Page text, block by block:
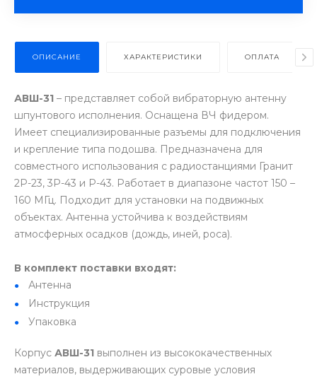
ОПИСАНИЕ ХАРАКТЕРИСТИКИ ОПЛАТА
АВШ-31 – представляет собой вибраторную антенну
шпунтового исполнения. Оснащена ВЧ фидером.
Имеет специализированные разъемы для подключения
и крепление типа подошва. Предназначена для
совместного использования с радиостанциями Гранит
2Р-23, 3Р-43 и Р-43. Работает в диапазоне частот 150 –
160 МГц. Подходит для установки на подвижных
объектах. Антенна устойчива к воздействиям
атмосферных осадков (дождь, иней, роса).
В комплект поставки входят:
Антенна
Инструкция
Упаковка
Корпус АВШ-31 выполнен из высококачественных
материалов, выдерживающих суровые условия